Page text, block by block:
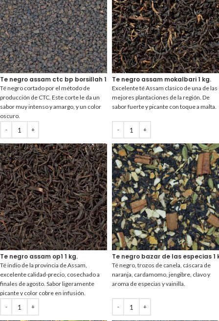
Te negro assam ctc bp borsillah 1 kg.
Té negro cortado por el método de
producción de CTC. Este corte le da un
sabor muy intenso y amargo, y un color
oscuro.
Te negro assam mokalbari 1 kg.
Excelente té Assam clasico de una de las
mejores plantaciones de la región. De
sabor fuerte y picante con toque a malta.
Te negro assam op1 1 kg.
Té indio de la provincia de Assam,
excelente calidad-precio, cosechado a
finales de agosto. Sabor ligeramente
picante y color cobre en infusión.
Te negro bazar de las especias 1
Té negro, trozos de canela, cáscara de
naranja, cardamomo, jengibre, clavo y
aroma de especias y vainilla.